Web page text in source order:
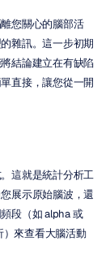
您關心的腦部活
雜訊。這一步初期
結論建立在有缺陷
直接，讓您從一開
這就是統計分析工
展示原始腦波，還
段（如 alpha 或
來查看大腦活動